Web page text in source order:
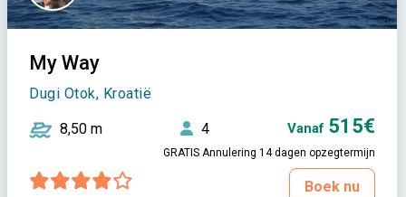
My Way
Dugi Otok, Kroatië
8,50 m 4 Vanaf 515€
GRATIS Annulering 14 dagen opzegtermijn
Boek nu